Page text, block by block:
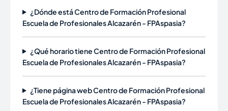
¿Dónde está Centro de Formación Profesional
Escuela de Profesionales Alcazarén - FPAspasia?
¿Qué horario tiene Centro de Formación Profesional
Escuela de Profesionales Alcazarén - FPAspasia?
¿Tiene página web Centro de Formación Profesional
Escuela de Profesionales Alcazarén - FPAspasia?